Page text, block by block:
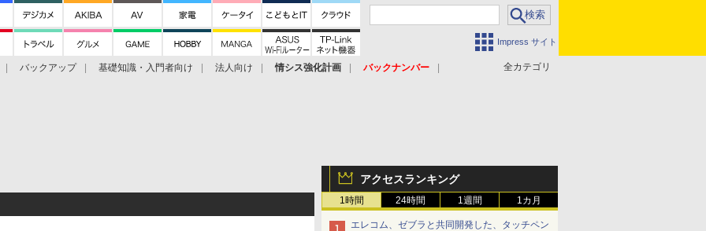
Impress サイト
全カテゴリ
バックアップ 基礎知識・入門者向け 法人向け 情シス強化計画 バックナンバー
アクセスランキング
1時間 24時間 1週間 1カ月
エレコム、ゼブラと共同開発した、タッチペン